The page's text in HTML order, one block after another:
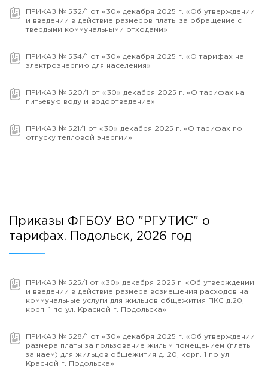
ПРИКАЗ № 532/1 от «30» декабря 2025 г. «Об утверждении
и введении в действие размеров платы за обращение с
твёрдыми коммунальными отходами»
ПРИКАЗ № 534/1 от «30» декабря 2025 г. «О тарифах на
электроэнергию для населения»
ПРИКАЗ № 520/1 от «30» декабря 2025 г. «О тарифах на
питьевую воду и водоотведение»
ПРИКАЗ № 521/1 от «30» декабря 2025 г. «О тарифах по
отпуску тепловой энергии»
Приказы ФГБОУ ВО "РГУТИС" о
тарифах. Подольск, 2026 год
ПРИКАЗ № 525/1 от «30» декабря 2025 г. «Об утверждении
и введении в действие размера возмещения расходов на
коммунальные услуги для жильцов общежития ПКС д.20,
корп. 1 по ул. Красной г. Подольска»
ПРИКАЗ № 528/1 от «30» декабря 2025 г. «Об утверждении
размера платы за пользование жилым помещением (платы
за наем) для жильцов общежития д. 20, корп. 1 по ул.
Красной г. Подольска»